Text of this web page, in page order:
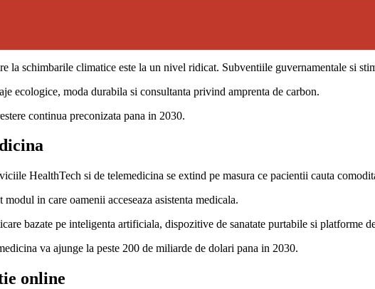
la schimbarile climatice este la un nivel ridicat. Subventiile guvernamentale si
ecologice, moda durabila si consultanta privind amprenta de carbon.
continua preconizata pana in 2030.
HealthTech si de telemedicina se extind pe masura ce pacientii cauta
in care oamenii acceseaza asistenta medicala.
bazate pe inteligenta artificiala, dispozitive de sanatate purtabile si platforme
va ajunge la peste 200 de miliarde de dolari pana in 2030.
online